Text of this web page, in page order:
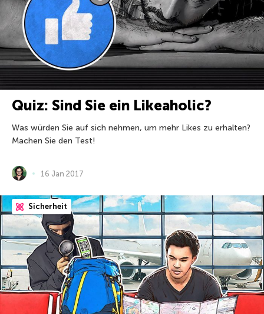
Quiz: Sind Sie ein Likeaholic?
Was würden Sie auf sich nehmen, um mehr Likes zu erhalten?
Machen Sie den Test!
16 Jan 2017
Sicherheit